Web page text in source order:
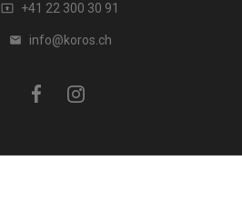
 +41 22 300 30 91
 info@koros.ch